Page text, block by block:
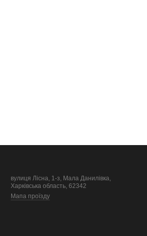
вулиця Лісна, 1-з, Мала Данилівка,
Харківська область, 62342
Мапа проїзду